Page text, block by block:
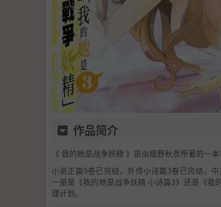
作品简介
《 我的她是战争妖精 》是由嬉野秋彥所著的一
小说正篇9卷已完结，外传小诗篇3卷已完结，
一册是《我的她是战争妖精 小诗篇3》还是《
理计划。